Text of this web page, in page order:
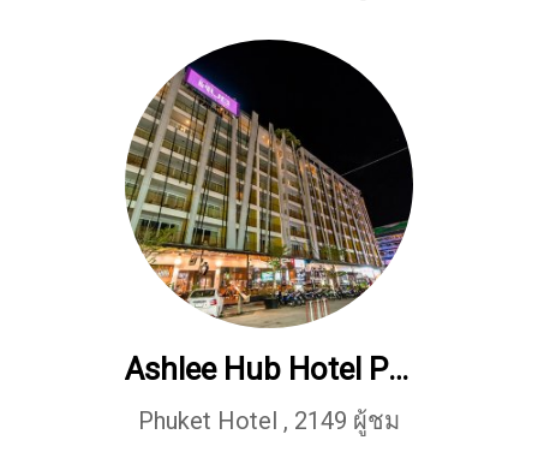
Ashlee Hub Hotel Patong
Phuket Hotel , 2149 ผู้ชม